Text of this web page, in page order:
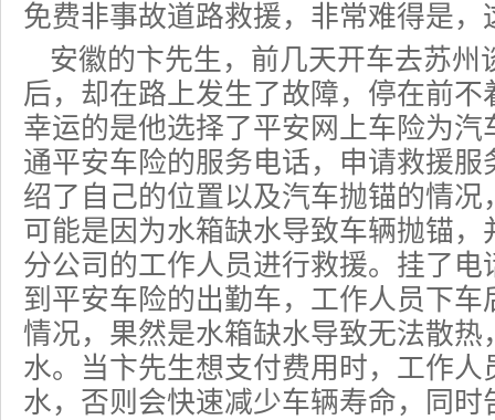
免费非事故道路救援，非常难得是
安徽的卞先生，前几天开车去苏州
后，却在路上发生了故障，停在前
幸运的是他选择了平安网上车险为
通平安车险的服务电话，申请救援
绍了自己的位置以及汽车抛锚的情
可能是因为水箱缺水导致车辆抛锚
分公司的工作人员进行救援。挂了电
到平安车险的出勤车，工作人员下
情况，果然是水箱缺水导致无法散热
水。当卞先生想支付费用时，工作
水，否则会快速减少车辆寿命，同